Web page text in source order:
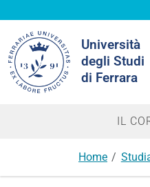
Università
degli Studi
di Ferrara
nel
sito
IL
Home